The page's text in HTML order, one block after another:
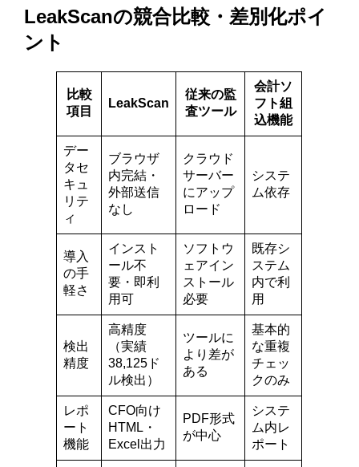
LeakScanの競合比較・差別化ポイ
ント
比較
項目
LeakScan
従来の監
査ツール
会計ソ
フト組
込機能
デー
タセ
キュ
リテ
ィ
ブラウザ
内完結・
外部送信
なし
クラウド
サーバー
にアップ
ロード
システ
ム依存
導入
の手
軽さ
インスト
ール不
要・即利
用可
ソフトウ
ェアイン
ストール
必要
既存シ
ステム
内で利
用
検出
精度
高精度
（実績
38,125ド
ル検出）
ツールに
より差が
ある
基本的
な重複
チェッ
クのみ
レポ
ート
機能
CFO向け
HTML・
Excel出力
PDF形式
が中心
システ
ム内レ
ポート